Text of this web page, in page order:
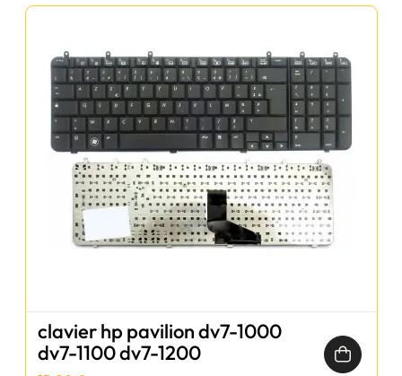
clavier hp pavilion dv7-1000
dv7-1100 dv7-1200